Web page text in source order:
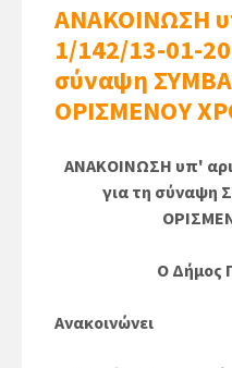
ΑΝΑΚΟΙΝΩΣΗ
1/142/13-01-
σύναψη
ΟΡΙΣΜΕΝΟΥ
ΑΝΑΚΟΙΝΩΣΗ υπ'
για τη σύναψη
Ο Δήμος
Ανακοινώνει